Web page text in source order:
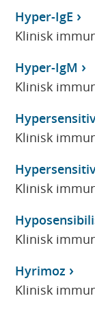
Hyper-IgE
Klinisk
Hyper-IgM
Klinisk
Klinisk
Klinisk
Klinisk
Hyrimoz
Klinisk